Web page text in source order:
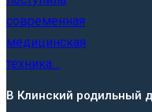
В Клинский родильный